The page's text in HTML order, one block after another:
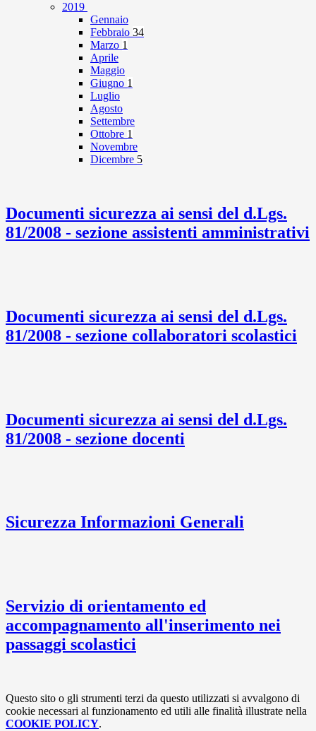
2019
Gennaio
Febbraio 34
Marzo 1
Aprile
Maggio
Giugno 1
Luglio
Agosto
Settembre
Ottobre 1
Novembre
Dicembre 5
Documenti sicurezza ai sensi del d.Lgs.
81/2008 - sezione assistenti amministrativi
Documenti sicurezza ai sensi del d.Lgs.
81/2008 - sezione collaboratori scolastici
Documenti sicurezza ai sensi del d.Lgs.
81/2008 - sezione docenti
Sicurezza Informazioni Generali
Servizio di orientamento ed
accompagnamento all'inserimento nei
passaggi scolastici
Questo sito o gli strumenti terzi da questo utilizzati si avvalgono di
cookie necessari al funzionamento ed utili alle finalità illustrate nella
COOKIE POLICY.